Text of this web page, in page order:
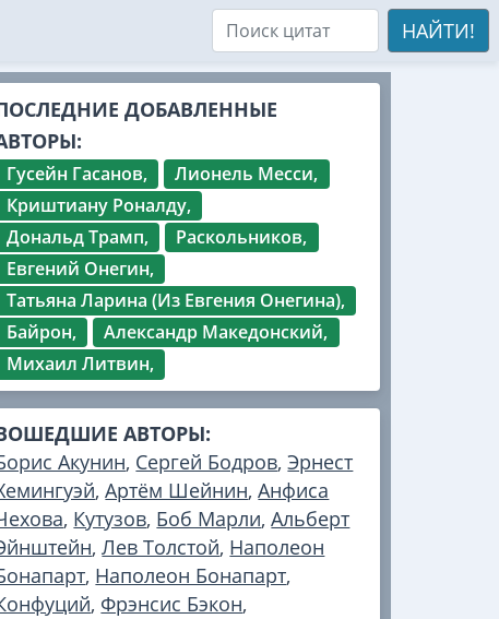
НАЙТИ!
ДОБАВЛЕННЫЕ
Гусейн Гасанов,
Лионель Месси,
Криштиану Роналду,
Дональд Трамп,
Раскольников,
Евгений Онегин,
Татьяна Ларина (Из Евгения Онегина),
Байрон,
Александр Македонский,
Михаил Литвин,
АВТОРЫ:
Акунин, Сергей Бодров,Эрнест
,Артём Шейнин,Анфиса
, Кутузов, Боб Марли,Альберт
,Лев Толстой, Наполеон
, Наполеон Бонапарт,
, Фрэнсис Бэкон,